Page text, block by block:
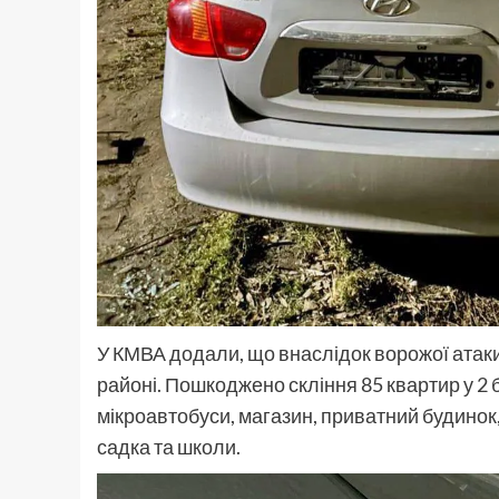
У КМВА додали, що внаслідок ворожої
районі. Пошкоджено скління 85 квартир у 2
мікроавтобуси, магазин, приватний
садка та школи.